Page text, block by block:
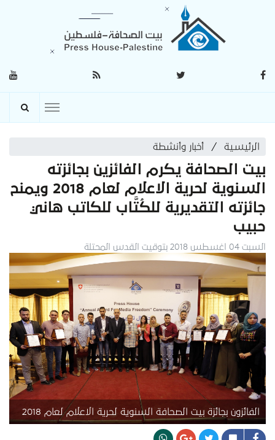
الرئيسية أخبار وأنشطة
بيت الصحافة يكرم الفائزين بجائزته
السنوية لحرية الاعلام لعام 2018 ويمنح
جائزته التقديرية للكُتَّاب للكاتب هاني
حبيب
السبت 04 اغسطس 2018 بتوقيت القدس المحتلة
الفائزون بجائزة بيت الصحافة السنوية لحرية الاعلام لعام 2018